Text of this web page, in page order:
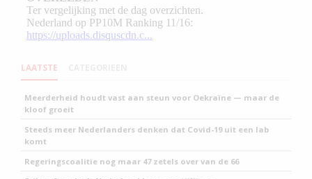
LAATSTE
Meerderheid houdt vast aan steun voor Oekraïne — maar de
kloof groeit
Steeds meer Nederlanders denken dat Covid-19 uit een lab
komt
Regeringscoalitie nog maar 47 zetels over van de 66